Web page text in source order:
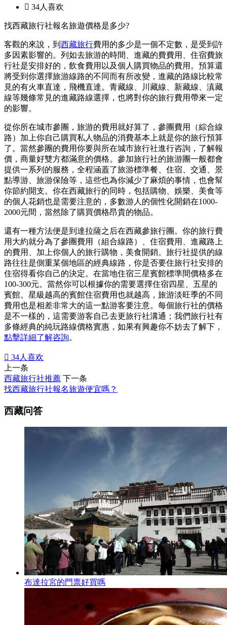
 34人喜欢
找西藏旅行社報名旅遊價格是多少?
客觀的來說，到 西藏旅行費用的多少是一個不定數，是受到許
多因素影響的。列如去旅游的時間、進藏的費費用、住宿費旅
行社是安排好的，飲食費用以及個人購買物品的費用。預算還
將受到你選擇旅游線路的不同而有所改變，進藏的路線比較常
見的有火車直達，飛機直達。青藏線、川藏線、新藏線、滇藏
線等幾條常見的進藏路線選擇，也將對你的旅行費用帶來一定
的影響。
從你所在城市參團，旅游的費用就好算了，參團費用（綜合線
路）加上你自己購買私人物品的消費基本上就是你的旅行預算
了。當然參團的費用你要與所在城市旅行社進行咨詢，了解報
價，商量好雙方都滿意的價格。參加旅行社的旅游團一般都會
提供一系列的服務，全程涵蓋了旅游標準餐、住宿、交通、景
點導游、旅游保險等，這些也為你減少了麻煩的事情，也會幫
你節約開支。你在西藏旅行的同時，包括購物、娛樂、美食等
的個人花銷也是需要注意的，多數游人的個性化開銷在1000-
2000元間，當然除了購買價格昂貴的物品。
還有一種方法便是到達拉薩之后在西藏參旅行團。你的旅行費
用大約就分為了參團費用（組合線路）、住宿費用、進藏路上
的費用、加上你個人的旅行購物，美食開銷。旅行社提供的線
路往往是側重某個地區的經典線路，你是否要住旅行社安排的
住宿得看你自己的決定。在當地住宿三星賓館標準間價格多在
100-300元。當然你可以根據你的需要選擇住宿四星、五星的
賓館。星級越高的賓館住宿費用也就越高，旅游淡旺季的不同
費用也是相差非常大的這一點游客要注意。每個旅行社的價格
是不一樣的，這需要游客自己去更旅行社溝通；我們旅行社有
多條經典的純玩路線價格實惠，如果有興趣你不妨去了解下，
點擊詳細了解咨詢。
 34人喜欢
上一条
西藏旅行社推薦 下一条
找西藏旅行社報名旅遊便宜嗎？
西藏问答
布達拉宮的門票好買嗎